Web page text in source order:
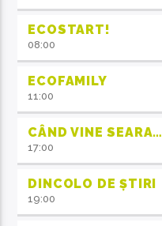
ECOSTART!
08:00
ECOFAMILY
11:00
CÂND VINE SEARA…
17:00
DINCOLO DE ȘTIRI
19:00